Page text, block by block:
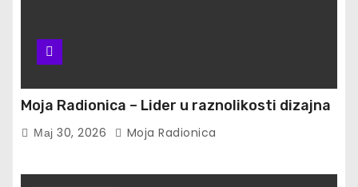
Moja Radionica – Lider u raznolikosti dizajna
Мај 30, 2026 Moja Radionica